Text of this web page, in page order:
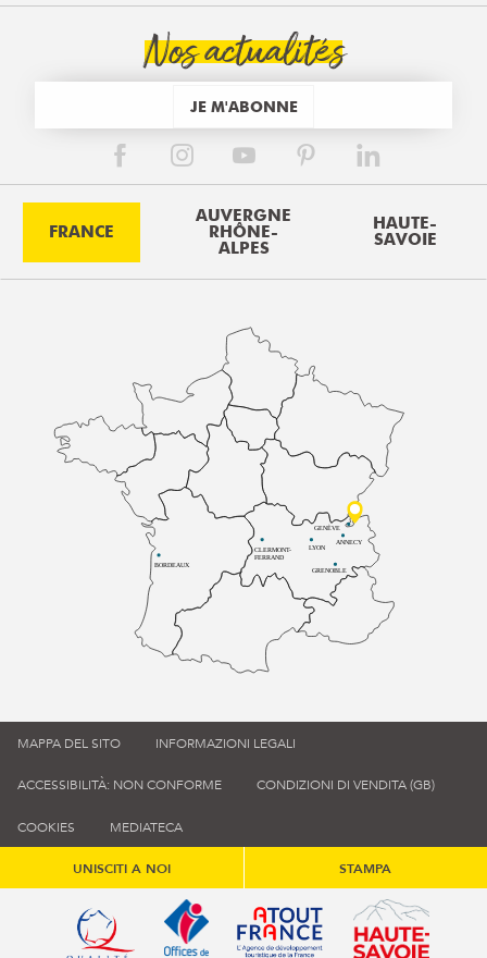
Nos actualités
JE M'ABONNE
FRANCE
AUVERGNE
RHÔNE-
ALPES
HAUTE-
SAVOIE
BORDEAUX
CLERMONT-
FERRAND
LYON
ANNECY
GRENOBLE
GENÈVE
MAPPA DEL SITO INFORMAZIONI LEGALI
ACCESSIBILITÀ: NON CONFORME CONDIZIONI DI VENDITA (GB)
COOKIES MEDIATECA
UNISCITI A NOI STAMPA
Qualité tourisme (s'ouvre dans une nouvelle fenêtre)
Office de tourisme de France (s'ouvre
Atout France (s'ouvre dans